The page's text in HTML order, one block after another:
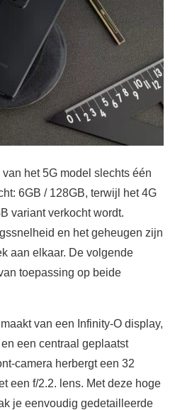
het 5G model slechts één
6GB / 128GB, terwijl het 4G
variant verkocht wordt.
en het geheugen zijn
aan elkaar. De volgende
toepassing op beide
van een Infinity-O display,
een centraal geplaatst
camera herbergt een 32
een f/2.2. lens. Met deze hoge
je eenvoudig gedetailleerde